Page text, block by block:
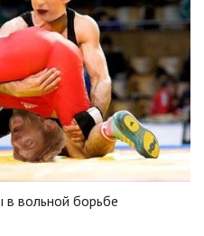
вольной борьбе